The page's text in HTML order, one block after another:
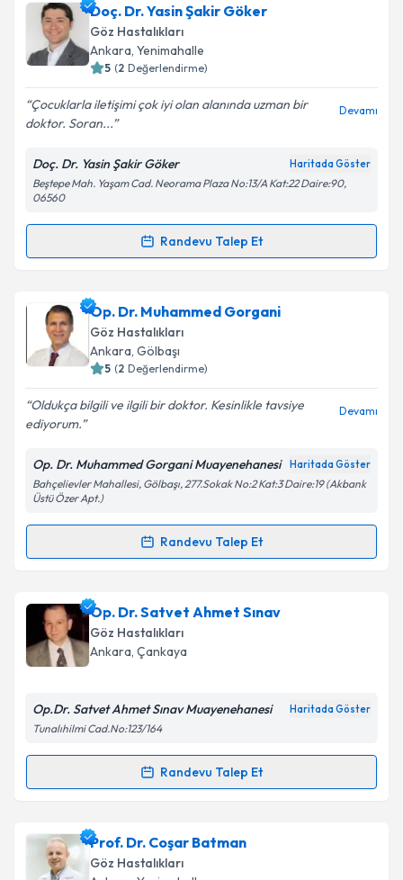
Op. Dr. Hilmi Çuhadaroğlu için randevu takvimi
talebi oluşturun. Size bu uzmandan randevu almanız
için bir takvim hazırlandığında e-posta ile
bilgilendireceğiz.
E-posta Adresiniz
Kişisel verilerimin işlenmesine ilişkinAydınlatma
kapsamda işlenmesini kabul ediyorum.
Doç. Dr. Yasin Şakir Göker
Göz Hastalıkları
Ankara, Yenimahalle
5 (2 Değerlendirme)
Çocuklarla iletişimi çok iyi olan alanında uzman bir
doktor. Soran...
Devamı
Doç. Dr. Yasin Şakir Göker Haritada Göster
Beştepe Mah. Yaşam Cad. Neorama Plaza No:13/A Kat:22 Daire:90,
06560
Randevu Talep Et
Randevu Takvimi Talebi
Doç. Dr. Yasin Şakir Gökeriçin randevu takvimi
talebi oluşturun. Size bu uzmandan randevu almanız
için bir takvim hazırlandığında e-posta ile
bilgilendireceğiz.
E-posta Adresiniz
Kişisel verilerimin işlenmesine ilişkinAydınlatma
Metni
kapsamda işlenmesini kabul ediyorum.
Op. Dr. Muhammed Gorgani
Göz Hastalıkları
Ankara, Gölbaşı
5 (2 Değerlendirme)
Oldukça bilgili ve ilgili bir doktor. Kesinlikle tavsiye
ediyorum.
Devamı
Op. Dr. Muhammed Gorgani Muayenehanesi Haritada Göster
Bahçelievler Mahallesi, Gölbaşı, 277.Sokak No:2 Kat:3 Daire:19 (Akbank
Üstü Özer Apt.)
Randevu Talep Et
Randevu Takvimi Talebi
Op. Dr. Muhammed Gorganiiçin randevu takvimi
talebi oluşturun. Size bu uzmandan randevu almanız
için bir takvim hazırlandığında e-posta ile
bilgilendireceğiz.
Kişisel verilerimin işlenmesine ilişkinAydınlatma
kapsamda işlenmesini kabul ediyorum.
Op. Dr. Satvet Ahmet Sınav
Göz Hastalıkları
Ankara, Çankaya
Op.Dr. Satvet Ahmet Sınav Muayenehanesi Haritada Göster
Tunalıhilmi Cad.No:123/164
Randevu Talep Et
Randevu Takvimi Talebi
Op. Dr. Satvet Ahmet Sınaviçin randevu takvimi
talebi oluşturun. Size bu uzmandan randevu almanız
için bir takvim hazırlandığında e-posta ile
Prof. Dr. Coşar Batman
Göz Hastalıkları